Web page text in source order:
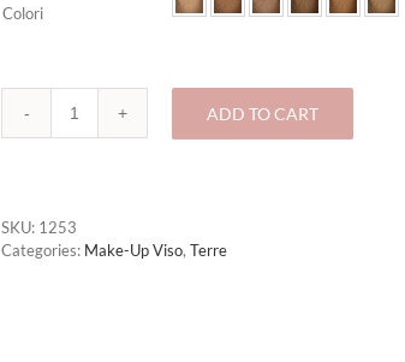
Colori
1253-
TERRA
ADD TO CART
SKU: 1253
Categories: Make-Up Viso, Terre